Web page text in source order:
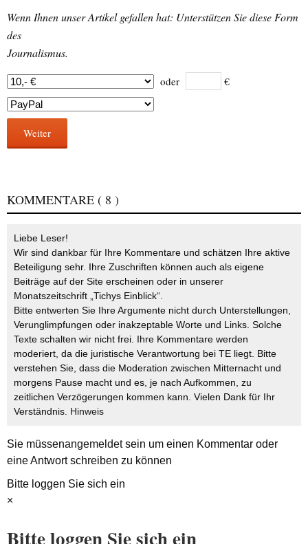
Wenn Ihnen unser Artikel gefallen hat: Unterstützen Sie diese Form
des
Journalismus.
oder €
Weiter
KOMMENTARE ( 8 )
Liebe Leser!
Wir sind dankbar für Ihre Kommentare und schätzen Ihre aktive
Beteiligung sehr. Ihre Zuschriften können auch als eigene
Beiträge auf der Site erscheinen oder in unserer
Monatszeitschrift „Tichys Einblick“.
Bitte entwerten Sie Ihre Argumente nicht durch Unterstellungen,
Verunglimpfungen oder inakzeptable Worte und Links. Solche
Texte schalten wir nicht frei. Ihre Kommentare werden
moderiert, da die juristische Verantwortung bei TE liegt. Bitte
verstehen Sie, dass die Moderation zwischen Mitternacht und
morgens Pause macht und es, je nach Aufkommen, zu
zeitlichen Verzögerungen kommen kann. Vielen Dank für Ihr
Verständnis. Hinweis
Sie müssenangemeldetsein um einen Kommentar oder
eine Antwort schreiben zu können
Bitte loggen Sie sich ein
×
Bitte loggen Sie sich ein